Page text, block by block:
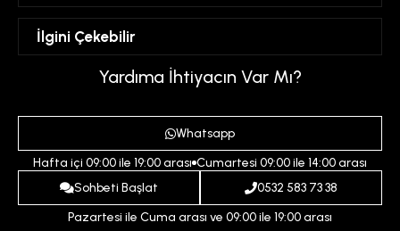
Hesabım
Favorilerim
Mesafeli Satış Sözleşmesi
Üyelik Sözleşmesi
Ödeme ve Teslimat Koşulları
İptal ve İade Koşulları
İlgini Çekebilir
İndirim
Yardıma İhtiyacın Var Mı?
Whatsapp
Hafta içi 09:00 ile 19:00 arası Cumartesi 09:00 ile 14:00 arası
Sohbeti Başlat
0532 583 73 38
Pazartesi ile Cuma arası ve 09:00 ile 19:00 arası